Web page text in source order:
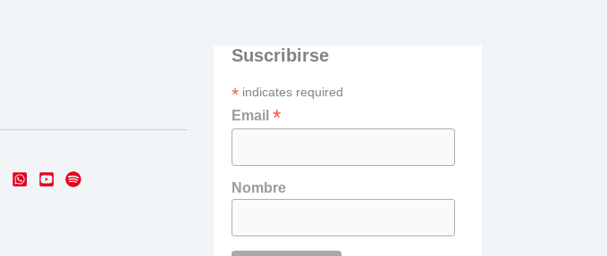
Suscribirse
* indicates required
Email*
Nombre